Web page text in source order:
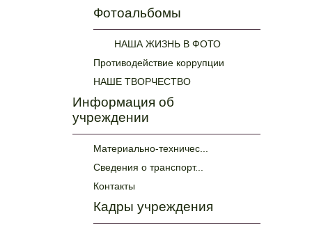
Фотоальбомы
НАША ЖИЗНЬ В ФОТО
Противодействие коррупции
НАШЕ ТВОРЧЕСТВО
Информация об
учреждении
Материально-техничес...
Сведения о транспорт...
Контакты
Кадры учреждения